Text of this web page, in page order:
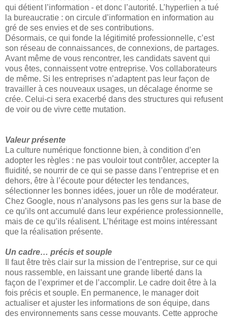
qui détient l’information - et donc l’autorité. L’hyperlien a tué
la bureaucratie : on circule d’information en information au
gré de ses envies et de ses contributions.
Désormais, ce qui fonde la légitimité professionnelle, c’est
son réseau de connaissances, de connexions, de partages.
Avant même de vous rencontrer, les candidats savent qui
vous êtes, connaissent votre entreprise. Vos collaborateurs
de même. Si les entreprises n’adaptent pas leur façon de
travailler à ces nouveaux usages, un décalage énorme se
crée. Celui-ci sera exacerbé dans des structures qui refusent
de voir ou de vivre cette mutation.
Valeur présente
La culture numérique fonctionne bien, à condition d’en
adopter les règles : ne pas vouloir tout contrôler, accepter la
fluidité, se nourrir de ce qui se passe dans l’entreprise et en
dehors, être à l’écoute pour détecter les tendances,
sélectionner les bonnes idées, jouer un rôle de modérateur.
Chez Google, nous n’analysons pas les gens sur la base de
ce qu’ils ont accumulé dans leur expérience professionnelle,
mais de ce qu’ils réalisent. L’héritage est moins intéressant
que la réalisation présente.
Un cadre… précis et souple
Il faut être très clair sur la mission de l’entreprise, sur ce qui
nous rassemble, en laissant une grande liberté dans la
façon de l’exprimer et de l’accomplir. Le cadre doit être à la
fois précis et souple. En permanence, le manager doit
actualiser et ajuster les informations de son équipe, dans
des environnements sans cesse mouvants. Cette approche